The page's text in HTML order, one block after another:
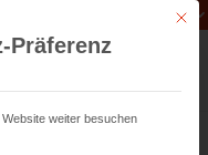
Mit
Präferenz
weiter besuchen